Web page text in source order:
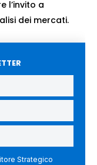
l’invito a
dei mercati.